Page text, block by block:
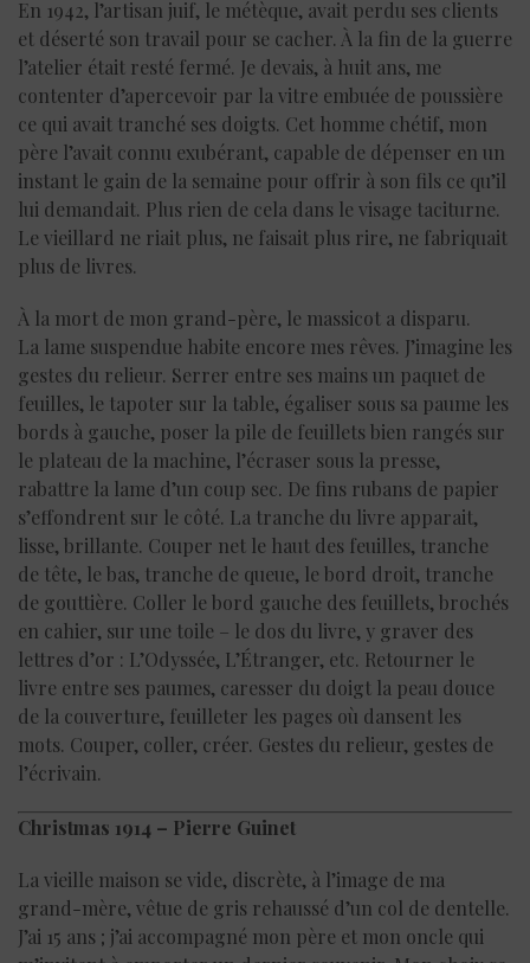
En 1942, l’artisan juif, le métèque, avait perdu ses clients
et déserté son travail pour se cacher. À la fin de la guerre
l’atelier était resté fermé. Je devais, à huit ans, me
contenter d’apercevoir par la vitre embuée de poussière
ce qui avait tranché ses doigts. Cet homme chétif, mon
père l’avait connu exubérant, capable de dépenser en un
instant le gain de la semaine pour offrir à son fils ce qu’il
lui demandait. Plus rien de cela dans le visage taciturne.
Le vieillard ne riait plus, ne faisait plus rire, ne fabriquait
plus de livres.
À la mort de mon grand-père, le massicot a disparu.
La lame suspendue habite encore mes rêves. J’imagine les
gestes du relieur. Serrer entre ses mains un paquet de
feuilles, le tapoter sur la table, égaliser sous sa paume les
bords à gauche, poser la pile de feuillets bien rangés sur
le plateau de la machine, l’écraser sous la presse,
rabattre la lame d’un coup sec. De fins rubans de papier
s’effondrent sur le côté. La tranche du livre apparait,
lisse, brillante. Couper net le haut des feuilles, tranche
de tête, le bas, tranche de queue, le bord droit, tranche
de gouttière. Coller le bord gauche des feuillets, brochés
en cahier, sur une toile – le dos du livre, y graver des
lettres d’or : L’Odyssée, L’Étranger, etc. Retourner le
livre entre ses paumes, caresser du doigt la peau douce
de la couverture, feuilleter les pages où dansent les
mots. Couper, coller, créer. Gestes du relieur, gestes de
l’écrivain.
Christmas 1914 – Pierre Guinet
La vieille maison se vide, discrète, à l’image de ma
grand-mère, vêtue de gris rehaussé d’un col de dentelle.
J’ai 15 ans ; j’ai accompagné mon père et mon oncle qui